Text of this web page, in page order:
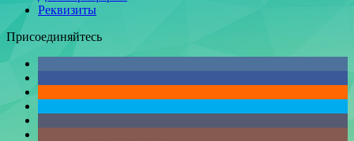
Реквизиты
Присоединяйтесь